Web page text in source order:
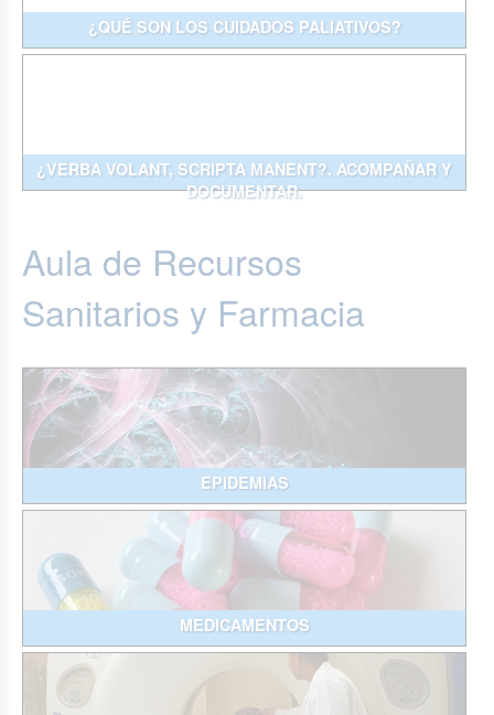
¿QUÉ SON LOS CUIDADOS PALIATIVOS?
¿VERBA VOLANT, SCRIPTA MANENT?. ACOMPAÑAR Y
DOCUMENTAR.
Aula de Recursos
Sanitarios y Farmacia
EPIDEMIAS
MEDICAMENTOS